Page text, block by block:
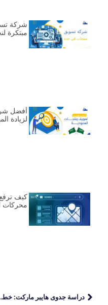
شركة
مبتكرة
أفضل
لزيادة
كيف
محركات
دراسة جدوى هايبر